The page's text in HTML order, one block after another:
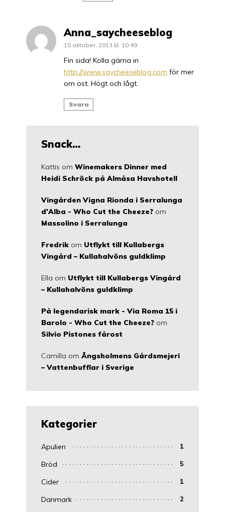
Anna_saycheeseblog
15 oktober, 2013 kl. 10:49
Fin sida! Kolla gärna in
http://www.saycheeseblog.com för mer
om ost. Högt och lågt.
Svara
Snack…
Kattis om Winemakers Dinner med
Heidi Schröck på Almåsa Havshotell
Vingården Vigna Rionda i Serralunga
d'Alba - Who Cut the Cheeze? om
Massolino i Serralunga
Fredrik om Utflykt till Kullabergs
Vingård – Kullahalvöns guldklimp
Ella om Utflykt till Kullabergs Vingård
– Kullahalvöns guldklimp
På legendarisk mark - Via Roma 15 i
Barolo - Who Cut the Cheeze? om
Silvio Pistones fårost
Camilla om Ängsholmens Gårdsmejeri
– Vattenbufflar i Sverige
Kategorier
Apulien 1
Bröd 5
Cider 1
Danmark 2